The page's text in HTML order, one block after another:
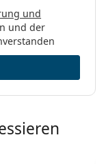
und
und der